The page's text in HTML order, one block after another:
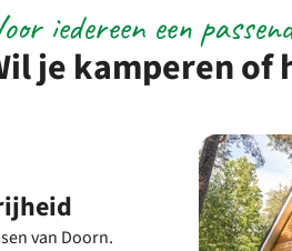
je kamperen of
iedereen een
van Doorn.